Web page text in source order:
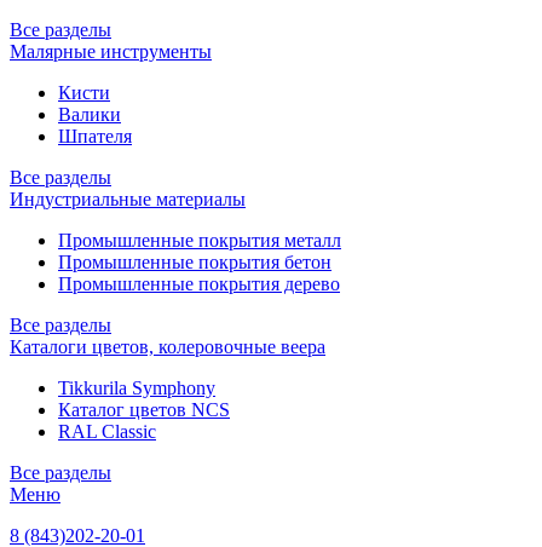
Все разделы
Малярные инструменты
Кисти
Валики
Шпателя
Все разделы
Индустриальные материалы
Промышленные покрытия металл
Промышленные покрытия бетон
Промышленные покрытия дерево
Все разделы
Каталоги цветов, колеровочные веера
Tikkurila Symphony
Каталог цветов NCS
RAL Classic
Все разделы
Меню
8 (843)202-20-01